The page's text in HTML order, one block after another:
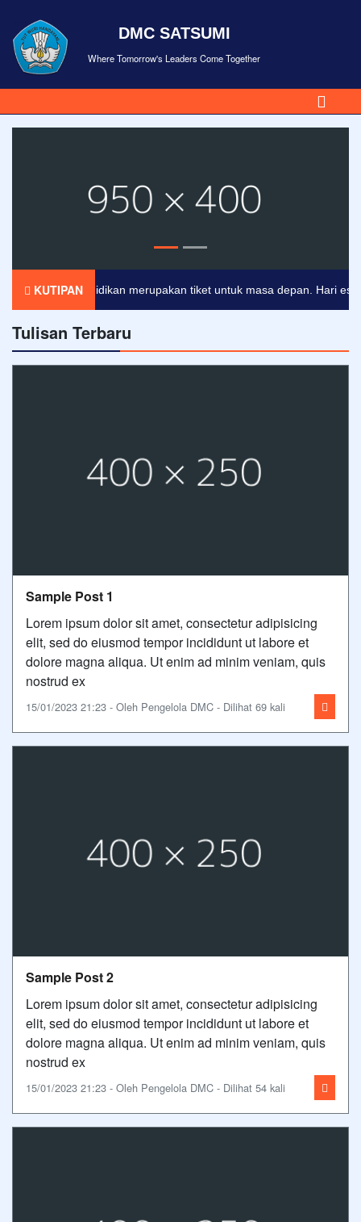
DMC SATSUMI
Where Tomorrow's Leaders Come Together
KUTIPAN
Pendidikan merupakan tiket untuk masa depan. Hari esok
Tulisan Terbaru
Sample Post 1
Lorem ipsum dolor sit amet, consectetur adipisicing
elit, sed do eiusmod tempor incididunt ut labore et
dolore magna aliqua. Ut enim ad minim veniam, quis
nostrud ex
15/01/2023 21:23 - Oleh Pengelola DMC - Dilihat 69 kali
Sample Post 2
Lorem ipsum dolor sit amet, consectetur adipisicing
elit, sed do eiusmod tempor incididunt ut labore et
dolore magna aliqua. Ut enim ad minim veniam, quis
nostrud ex
15/01/2023 21:23 - Oleh Pengelola DMC - Dilihat 54 kali